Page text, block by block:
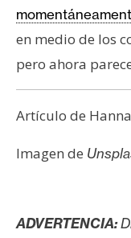
en medio de los
pero ahora
Artículo de
Imagen de
ADVERTENCIA: